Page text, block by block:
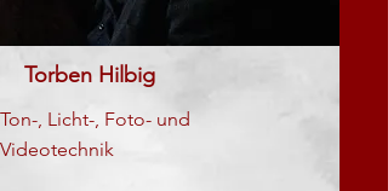
Torben Hilbig
Ton-, Licht-, Foto- und
Videotechnik